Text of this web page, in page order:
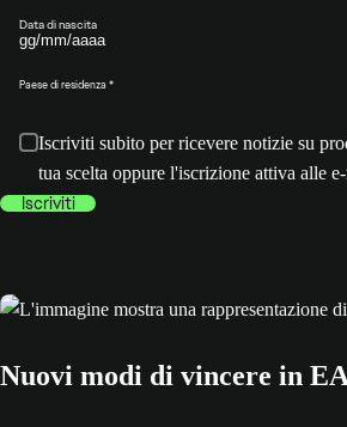
Data di nascita
Paese di residenza
Iscriviti subito per ricevere notizie su
tua scelta oppure l'iscrizione attiva alle
Iscriviti
Nuovi modi di vincere in